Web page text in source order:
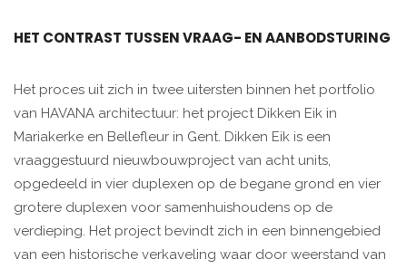
HET CONTRAST TUSSEN VRAAG- EN AANBODSTURING
Het proces uit zich in twee uitersten binnen het portfolio
van HAVANA architectuur: het project Dikken Eik in
Mariakerke en Bellefleur in Gent. Dikken Eik is een
vraaggestuurd nieuwbouwproject van acht units,
opgedeeld in vier duplexen op de begane grond en vier
grotere duplexen voor samenhuishoudens op de
verdieping. Het project bevindt zich in een binnengebied
van een historische verkaveling waar door weerstand van